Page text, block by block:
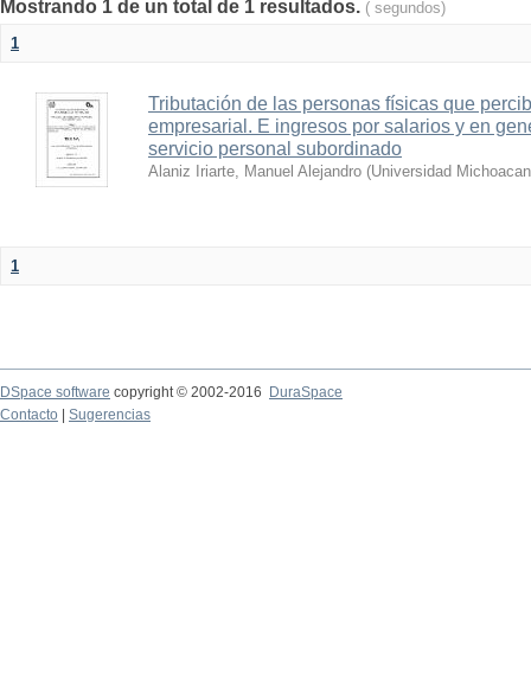
Mostrando 1 de un total de 1 resultados. ( segundos)
1
Tributación de las personas físicas que
empresarial. E ingresos por salarios y en
servicio personal subordinado
Alaniz Iriarte, Manuel Alejandro (Universidad
1
DSpace software copyright © 2002-2016
DuraSpace
Contacto
Sugerencias